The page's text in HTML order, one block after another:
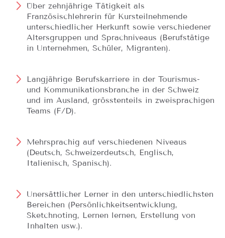
Über zehnjährige Tätigkeit als
Französischlehrerin für Kursteilnehmende
unterschiedlicher Herkunft sowie verschiedener
Altersgruppen und Sprachniveaus (Berufstätige
in Unternehmen, Schüler, Migranten).
Langjährige Berufskarriere in der Tourismus-
und Kommunikationsbranche in der Schweiz
und im Ausland, grösstenteils in zweisprachigen
Teams (F/D).
Mehrsprachig auf verschiedenen Niveaus
(Deutsch, Schweizerdeutsch, Englisch,
Italienisch, Spanisch).
Unersättlicher Lerner in den unterschiedlichsten
Bereichen (Persönlichkeitsentwicklung,
Sketchnoting, Lernen lernen, Erstellung von
Inhalten usw.).